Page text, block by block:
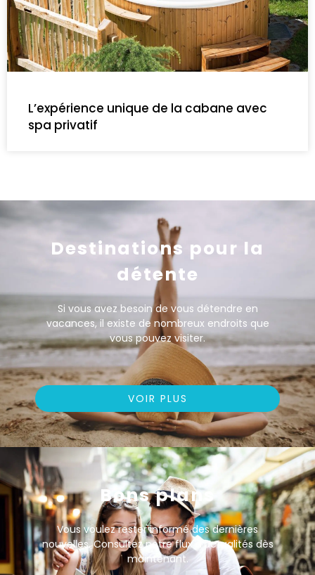
L’expérience unique de la cabane avec
spa privatif
Destinations pour la
détente
Si vous avez besoin de vous détendre en
vacances, il existe de nombreux endroits que
vous pouvez visiter.
VOIR PLUS
Bons plans
Vous voulez rester informé des dernières
nouvelles. Consultez notre flux d’actualités dès
maintenant.